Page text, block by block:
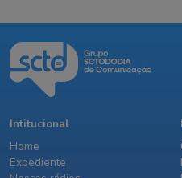
Intitucional
Home
Expediente